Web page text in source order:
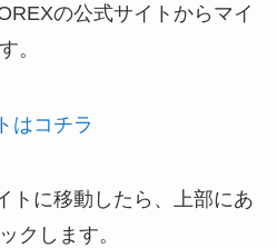
の公式サイトからマイ
。
はコチラ
トに移動したら、上部にあ
クします。